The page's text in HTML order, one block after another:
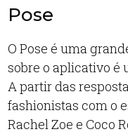
Pose
O Pose é uma
sobre o aplicativo é
A partir das
fashionistas com o
Rachel Zoe e Coco